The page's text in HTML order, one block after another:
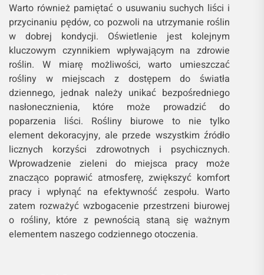
Warto również pamiętać o usuwaniu suchych liści i
przycinaniu pędów, co pozwoli na utrzymanie roślin
w dobrej kondycji. Oświetlenie jest kolejnym
kluczowym czynnikiem wpływającym na zdrowie
roślin. W miarę możliwości, warto umieszczać
rośliny w miejscach z dostępem do światła
dziennego, jednak należy unikać bezpośredniego
nasłonecznienia, które może prowadzić do
poparzenia liści. Rośliny biurowe to nie tylko
element dekoracyjny, ale przede wszystkim źródło
licznych korzyści zdrowotnych i psychicznych.
Wprowadzenie zieleni do miejsca pracy może
znacząco poprawić atmosferę, zwiększyć komfort
pracy i wpłynąć na efektywność zespołu. Warto
zatem rozważyć wzbogacenie przestrzeni biurowej
o rośliny, które z pewnością staną się ważnym
elementem naszego codziennego otoczenia.